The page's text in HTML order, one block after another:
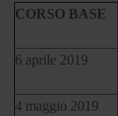
CORSO BASE
6 aprile 2019
4 maggio 2019